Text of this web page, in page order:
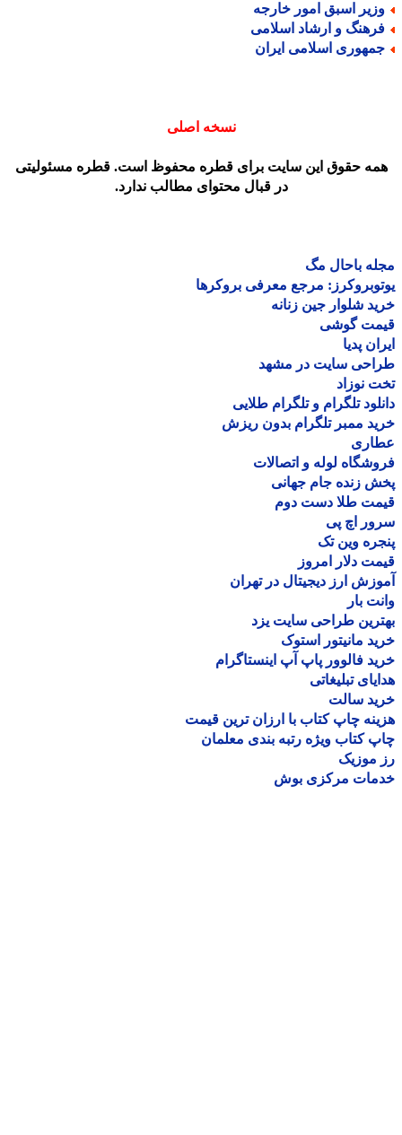
اسبق امور خارجه
و ارشاد اسلامی
اسلامی ایران
نسخه اصلی
حقوق این سایت برای قطره محفوظ است. قطره مسئولیتی
در قبال محتوای مطالب ندارد.
باحال مگ
مرجع معرفی بروکرها
شلوار جین زنانه
گوشی
پدیا
سایت در مشهد
نوزاد
تلگرام و تلگرام طلایی
ممبر تلگرام بدون ریزش
لوله و اتصالات
زنده جام جهانی
طلا دست دوم
اچ پی
وین تک
دلار امروز
ارز دیجیتال در تهران
بار
طراحی سایت یزد
مانیتور استوک
فالوور پاپ آپ اینستاگرام
تبلیغاتی
سالت
چاپ کتاب با ارزان ترین قیمت
کتاب ویژه رتبه بندی معلمان
موزیک
مرکزی بوش